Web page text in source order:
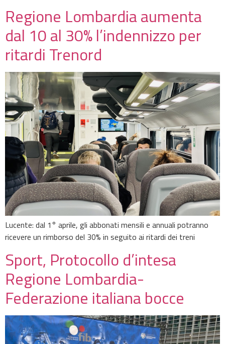
Regione Lombardia aumenta
dal 10 al 30% l’indennizzo per
ritardi Trenord
Lucente: dal 1° aprile, gli abbonati mensili e annuali potranno
ricevere un rimborso del 30% in seguito ai ritardi dei treni
Sport, Protocollo d’intesa
Regione Lombardia-
Federazione italiana bocce